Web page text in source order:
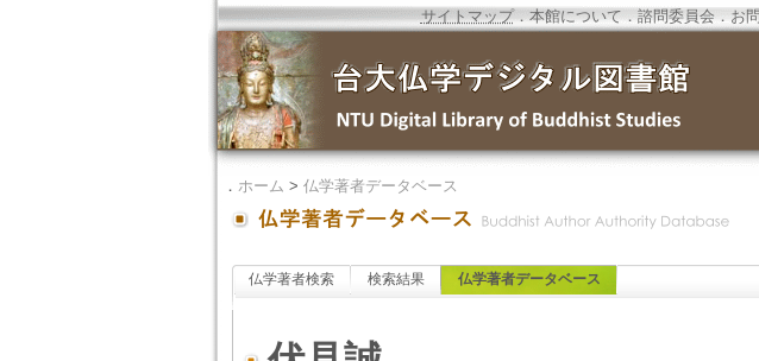
サイトマップ．本館について．諮問委員会． お
． ホーム > 仏学著者データベース
仏学著者検索 検索結果 仏学著者データベース